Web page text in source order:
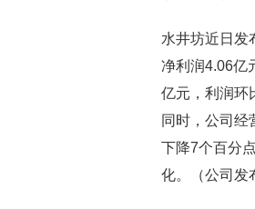
水井坊近日发
净利润4.06亿
亿元，利润环
同时，公司经
下降7个百分
化。（公司发